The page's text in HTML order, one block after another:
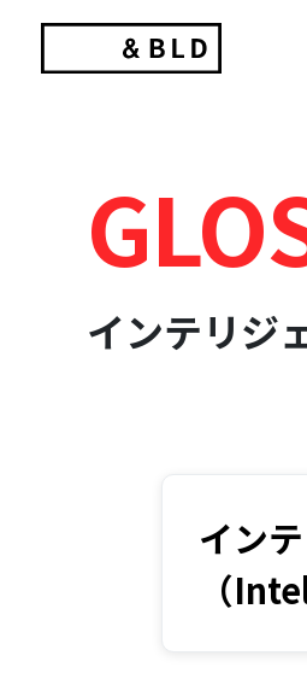
content
インテリジ
イン
（